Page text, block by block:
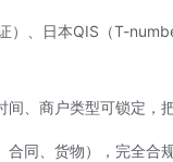
）、日本QIS（T-
、商户类型可锁定，把
同、货物），完全合